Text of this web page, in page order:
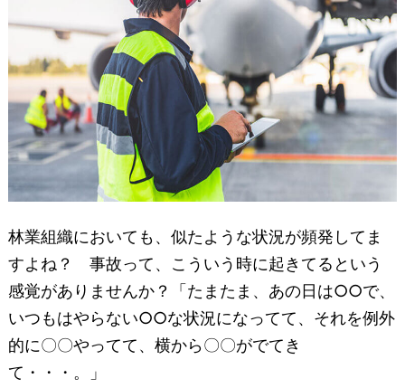
林業組織においても、似たような状況が頻発してま
すよね？ 事故って、こういう時に起きてるという
感覚がありませんか？「たまたま、あの日は○○で、
いつもはやらない○○な状況になってて、それを例外
的に〇〇やってて、横から〇〇がでてき
て・・・。」